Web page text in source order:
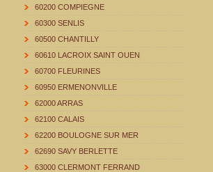
60200 COMPIEGNE
60300 SENLIS
60500 CHANTILLY
60610 LACROIX SAINT OUEN
60700 FLEURINES
60950 ERMENONVILLE
62000 ARRAS
62100 CALAIS
62200 BOULOGNE SUR MER
62690 SAVY BERLETTE
63000 CLERMONT FERRAND